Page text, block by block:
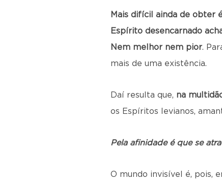
Mais difícil ainda de obter
Espírito desencarnado
Nem melhor nem pior.
mais de uma existência.
Daí resulta que, na
os Espíritos levianos,
Pela afinidade é que se
O mundo invisível é, pois,